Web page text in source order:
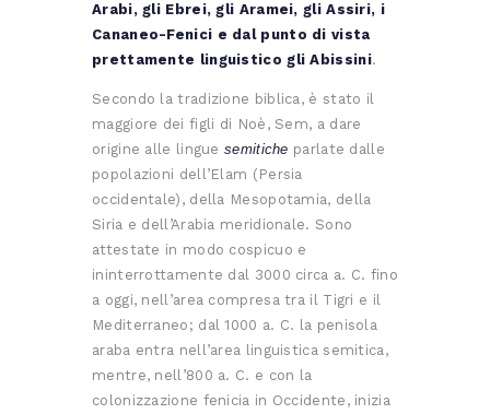
Arabi, gli Ebrei, gli Aramei, gli Assiri, i
Cananeo-Fenici e dal punto di vista
prettamente linguistico gli Abissini.
Secondo la tradizione biblica, è stato il
maggiore dei figli di Noè, Sem, a dare
origine alle linguesemitiche parlate dalle
popolazioni dell’Elam (Persia
occidentale), della Mesopotamia, della
Siria e dell’Arabia meridionale. Sono
attestate in modo cospicuo e
ininterrottamente dal 3000 circa a. C. fino
a oggi, nell’area compresa tra il Tigri e il
Mediterraneo; dal 1000 a. C. la penisola
araba entra nell’area linguistica semitica,
mentre, nell’800 a. C. e con la
colonizzazione fenicia in Occidente, inizia